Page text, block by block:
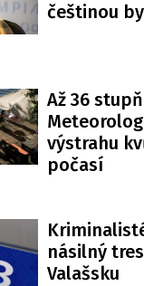
češtinou
Až 36
výstrahu
počasí
násilný
Valašsku